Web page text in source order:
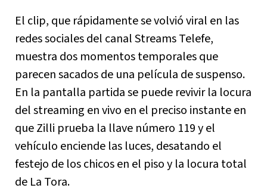
El clip, que rápidamente se volvió viral en las
redes sociales del canal Streams Telefe,
muestra dos momentos temporales que
parecen sacados de una película de suspenso.
En la pantalla partida se puede revivir la locura
del streaming en vivo en el preciso instante en
que Zilli prueba la llave número 119 y el
vehículo enciende las luces, desatando el
festejo de los chicos en el piso y la locura total
de La Tora.